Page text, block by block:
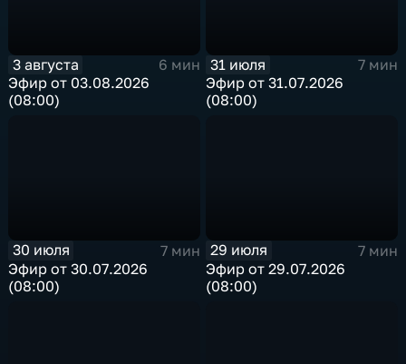
3 августа
6 мин
Эфир от 03.08.2026
(08:00)
31 июля
7 мин
Эфир от 31.07.2026
(08:00)
30 июля
7 мин
Эфир от 30.07.2026
(08:00)
29 июля
7 мин
Эфир от 29.07.2026
(08:00)